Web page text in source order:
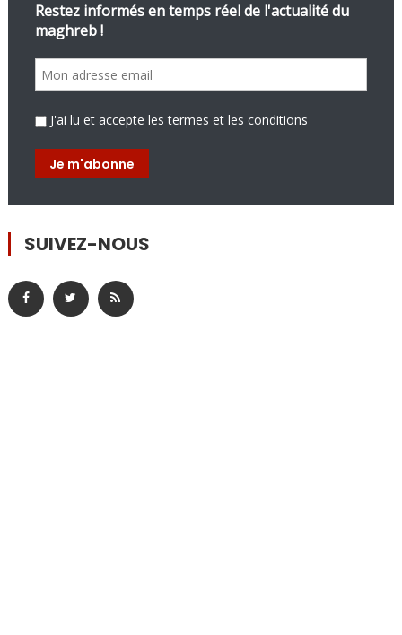
Restez informés en temps réel de l'actualité du
maghreb !
J'ai lu et accepte les termes et les conditions
SUIVEZ-NOUS